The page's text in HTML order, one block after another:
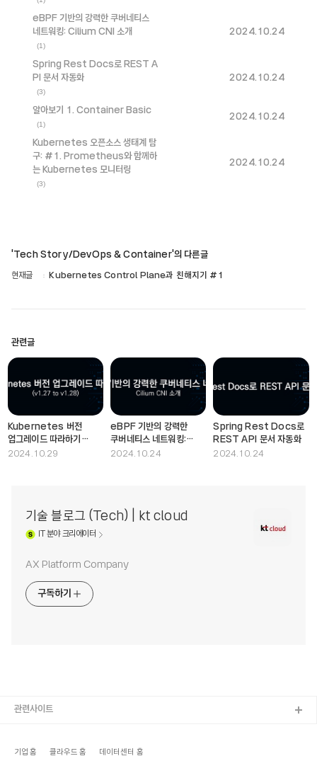
eBPF 기반의 강력한 쿠버네티스
네트워킹: Cilium CNI 소개
(1)
2024.10.24
Spring Rest Docs로 REST A
PI 문서 자동화
(3)
2024.10.24
알아보기 1. Container Basic
(1)
2024.10.24
Kubernetes 오픈소스 생태계 탐
구: #1. Prometheus와 함께하
는 Kubernetes 모니터링
(3)
2024.10.24
'Tech Story/DevOps & Container'의 다른글
현재글
Kubernetes Control Plane과 친해지기 #1
관련글
Kubernetes 버전
업그레이드 따라하기
(v1.27 to v1.28)
2024.10.29
eBPF 기반의 강력한
쿠버네티스 네트워킹:
Cilium CNI 소개
2024.10.24
Spring Rest Docs로
REST API 문서 자동화
2024.10.24
기술 블로그 (Tech) | kt cloud
IT분야 크리에이터
AX Platform Company
구독하기
기업 홈 클라우드 홈 데이터센터 홈
관련사이트